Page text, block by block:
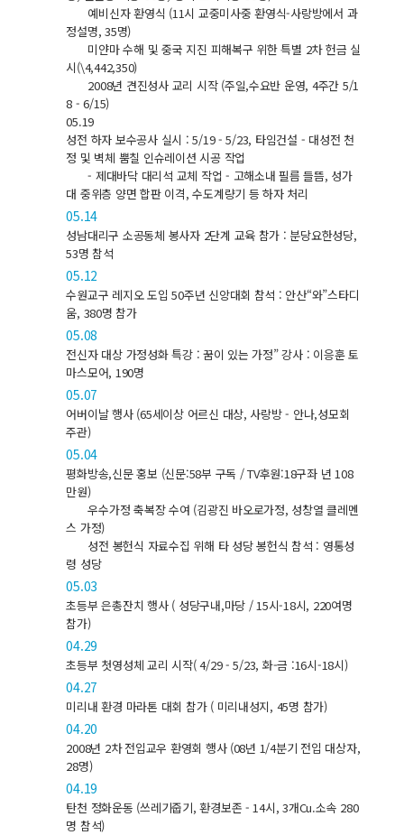
예비신자 환영식 (11시 교중미사중 환영식-사랑방에서 과
정설명, 35명)
미얀마 수해 및 중국 지진 피해복구 위한 특별 2차 헌금 실
시(\4,442,350)
2008년 견진성사 교리 시작 (주일,수요반 운영, 4주간 5/1
8 - 6/15)
05.19
성전 하자 보수공사 실시 : 5/19 - 5/23, 타임건설 - 대성전 천
정 및 벽체 뿜칠 인슈레이션 시공 작업
- 제대바닥 대리석 교체 작업 - 고해소내 필름 들뜸, 성가
대 중위층 양면 합판 이격, 수도계량기 등 하자 처리
05.14
성남대리구 소공동체 봉사자 2단계 교육 참가 : 분당요한성당,
53명 참석
05.12
수원교구 레지오 도입 50주년 신앙대회 참석 : 안산“와”스타디
움, 380명 참가
05.08
전신자 대상 가정성화 특강 : 꿈이 있는 가정” 강사 : 이응훈 토
마스모어, 190명
05.07
어버이날 행사 (65세이상 어르신 대상, 사랑방 - 안나,성모회
주관)
05.04
평화방송,신문 홍보 (신문:58부 구독 / TV후원:18구좌 년 108
만원)
우수가정 축복장 수여 (김광진 바오로가정, 성창열 클레멘
스 가정)
성전 봉헌식 자료수집 위해 타 성당 봉헌식 참석 : 영통성
령 성당
05.03
초등부 은총잔치 행사 ( 성당구내,마당 / 15시-18시, 220여명
참가)
04.29
초등부 첫영성체 교리 시작( 4/29 - 5/23, 화-금 :16시-18시)
04.27
미리내 환경 마라톤 대회 참가 ( 미리내성지, 45명 참가)
04.20
2008년 2차 전입교우 환영회 행사 (08년 1/4분기 전입 대상자,
28명)
04.19
탄천 정화운동 (쓰레기줍기, 환경보존 - 14시, 3개Cu.소속 280
명 참석)